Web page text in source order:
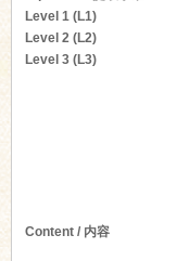
Level 1 (L1)
Level 2 (L2)
Level 3 (L3)
Content / 内容